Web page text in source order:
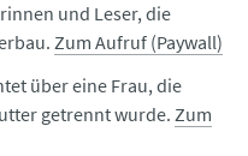
und Leser, die
Zum Aufruf (Paywall)
über eine Frau, die
getrennt wurde. Zum